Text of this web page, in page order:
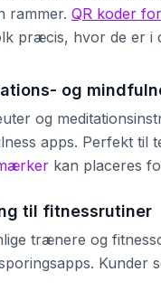
rammer. QR koder
præcis, hvor de er i
og
og
apps. Perfekt til
kan placeres
til fitnessrutiner
trænere og
Kunder